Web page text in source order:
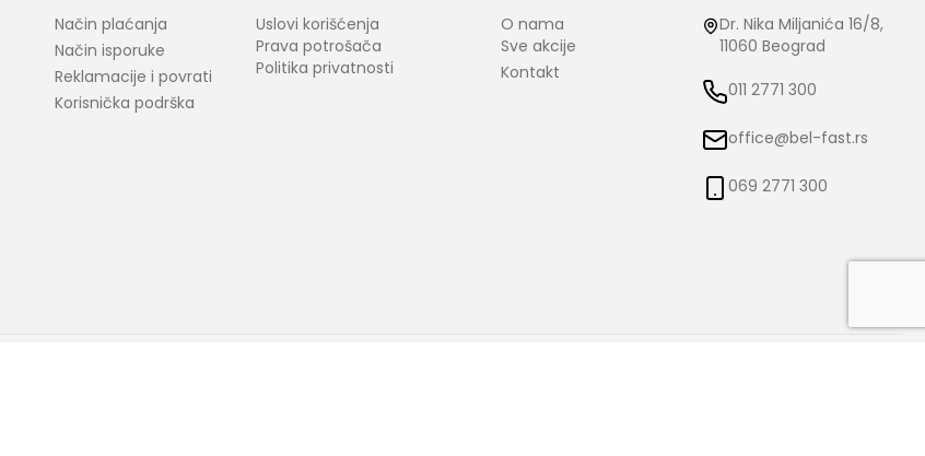
Način plaćanja
Način isporuke
Reklamacije i povrati
Korisnička podrška
Uslovi korišćenja
Prava potrošača
Politika privatnosti
O nama
Sve akcije
Kontakt
Dr. Nika Miljanića 16/8,
11060 Beograd
011 2771 300
office@bel-fast.rs
069 2771 300